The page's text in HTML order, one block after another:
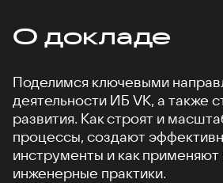
О докладе
Поделимся ключевыми
деятельности ИБ VK, а также
развития. Как строят и
процессы, создают
инструменты и как
инженерные практики.